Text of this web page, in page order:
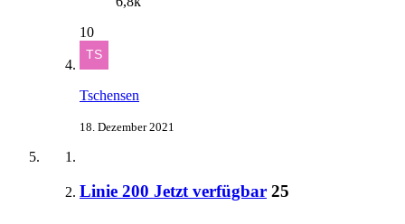
10
Tschensen
18. Dezember 2021
Linie 200 Jetzt verfügbar 25